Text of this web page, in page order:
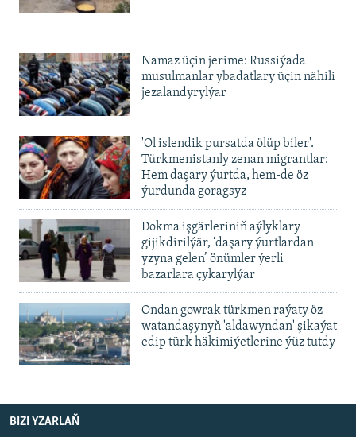
Namaz üçin jerime: Russiýada
musulmanlar ybadatlary üçin nähili
jezalandyrylýar
'Ol islendik pursatda ölüp biler'.
Türkmenistanly zenan migrantlar:
Hem daşary ýurtda, hem-de öz
ýurdunda goragsyz
Dokma işgärleriniň aýlyklary
gijikdirilýär, ‘daşary ýurtlardan
yzyna gelen’ önümler ýerli
bazarlara çykarylýar
Ondan gowrak türkmen raýaty öz
watandaşynyň 'aldawyndan' şikaýat
edip türk häkimiýetlerine ýüz tutdy
BIZI YZARLAŇ